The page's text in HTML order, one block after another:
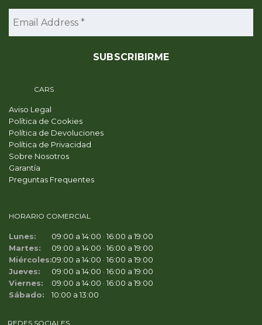
CARS
Aviso Legal
Política de Cookies
Política de Devoluciones
Política de Privacidad
Sobre Nosotros
Garantía
Preguntas Frequentes
HORARIO COMERCIAL
Lunes:
09:00 a 14:00 · 16:00 a 19:00
Martes:
09:00 a 14:00 · 16:00 a 19:00
Miércoles:09:00 a 14:00 · 16:00 a 19:00
Jueves:
09:00 a 14:00 · 16:00 a 19:00
Viernes:
09:00 a 14:00 · 16:00 a 19:00
Sábado:
10:00 a 13:00
REDES SOCIALES